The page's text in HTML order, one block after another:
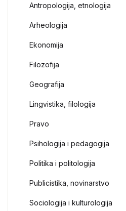
Antropologija, etnologija
Arheologija
Ekonomija
Filozofija
Geografija
Lingvistika, filologija
Pravo
Psihologija i pedagogija
Politika i politologija
Publicistika, novinarstvo
Sociologija i kulturologija